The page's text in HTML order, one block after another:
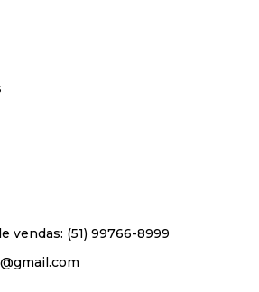
vendas: (51) 99766-8999